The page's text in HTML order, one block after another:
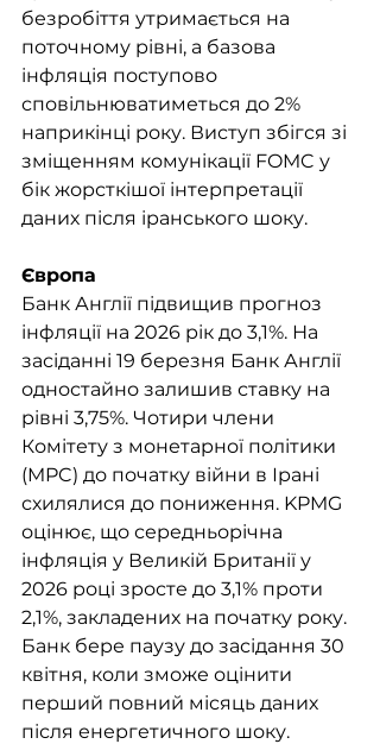
безробіття утримається на
поточному рівні, а базова
інфляція поступово
сповільнюватиметься до 2%
наприкінці року. Виступ збігся зі
зміщенням комунікації FOMC у
бік жорсткішої інтерпретації
даних після іранського шоку.
Європа
Банк Англії підвищив прогноз
інфляції на 2026 рік до 3,1%. На
засіданні 19 березня Банк Англії
одностайно залишив ставку на
рівні 3,75%. Чотири члени
Комітету з монетарної політики
(MPC) до початку війни в Ірані
схилялися до пониження. KPMG
оцінює, що середньорічна
інфляція у Великій Британії у
2026 році зросте до 3,1% проти
2,1%, закладених на початку року.
Банк бере паузу до засідання 30
квітня, коли зможе оцінити
перший повний місяць даних
після енергетичного шоку.